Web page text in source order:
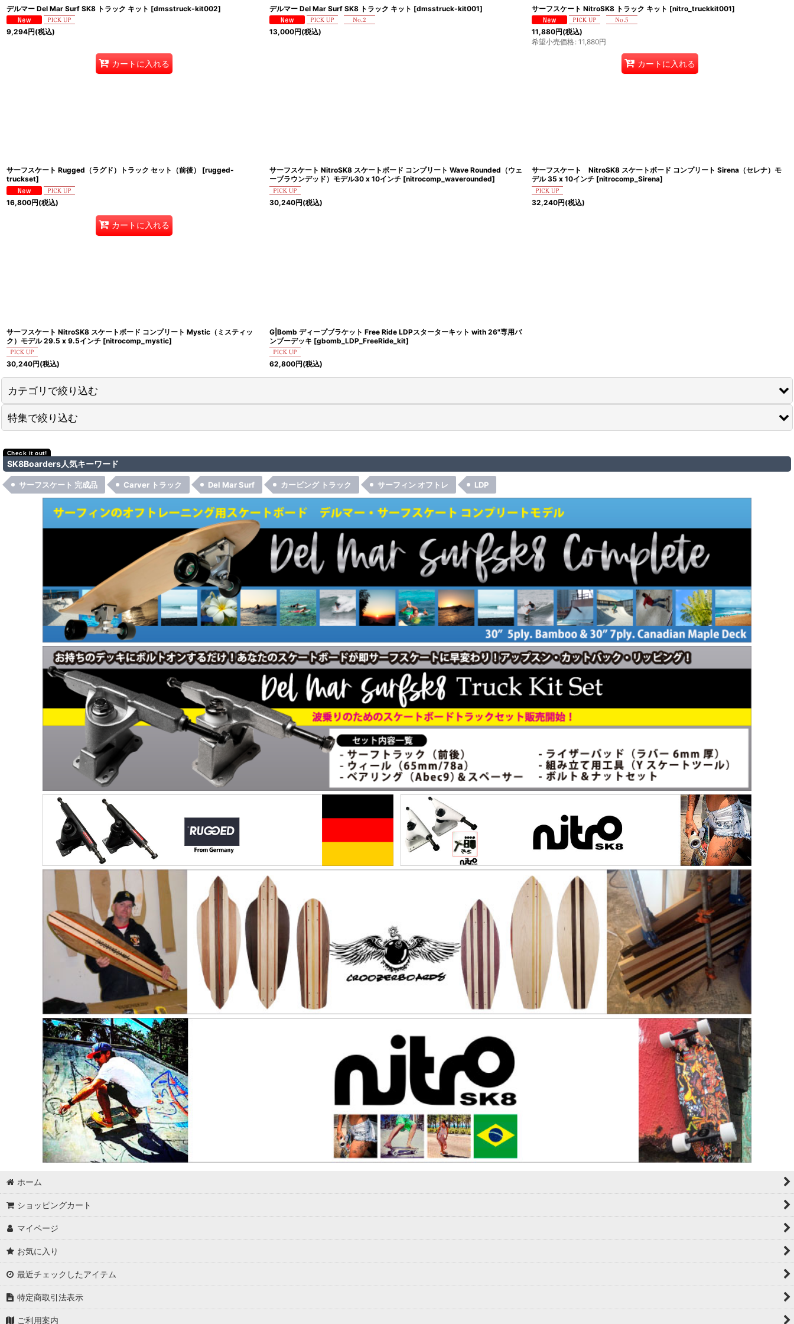
デルマー Del Mar Surf SK8 トラック キット [dmsstruck-kit002]
9,294円(税込)
カートに入れる
デルマー Del Mar Surf SK8 トラック キット [dmsstruck-kit001]
13,000円(税込)
サーフスケート NitroSK8 トラック キット [nitro_truckkit001]
11,880円(税込)
希望小売価格: 11,880円
カートに入れる
サーフスケート Rugged（ラグド）トラック セット（前後） [rugged-
truckset]
16,800円(税込)
カートに入れる
サーフスケート NitroSK8 スケートボード コンプリート Wave Rounded（ウェ
ーブラウンデッド）モデル30 x 10インチ [nitrocomp_waverounded]
30,240円(税込)
サーフスケート NitroSK8 スケートボード コンプリート Sirena（セレナ）モ
デル 35 x 10インチ [nitrocomp_Sirena]
32,240円(税込)
サーフスケート NitroSK8 スケートボード コンプリート Mystic（ミスティッ
ク）モデル 29.5 x 9.5インチ [nitrocomp_mystic]
30,240円(税込)
G|Bomb ディープブラケット Free Ride LDPスターターキット with 26"専用バ
ンブーデッキ [gbomb_LDP_FreeRide_kit]
62,800円(税込)
カテゴリで絞り込む
スケートボードコンプリート【完成品】
スケートボード デッキ
トラック
特集で絞り込む
Del Mar Surfsk8
NitroSK8
Rugged Truck
Original Skateboards
Carver（カーバー）コンプリート
Carver（カーバー）トラック
Caver（カーバー）パーツ
Randal（ランダル）
Seismic（セイスミック）
Independent（Indy）
Exkate（エックスケート）
Bulldog Skate (BDS)
V-shocker
ノーブランド
アウトレット
BREWER HAWAII
その他のブランド
Tracker（トラッカー）
G|Bomb
SK8Boarders人気キーワード
サーフスケート 完成品 Carver トラック Del Mar Surf カービング トラック サーフィン オフトレ LDP
ホーム
ショッピングカート
マイページ
お気に入り
最近チェックしたアイテム
特定商取引法表示
ご利用案内